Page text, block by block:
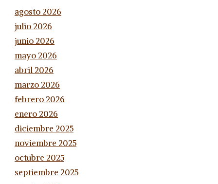
agosto 2026
julio 2026
junio 2026
mayo 2026
abril 2026
marzo 2026
febrero 2026
enero 2026
diciembre 2025
noviembre 2025
octubre 2025
septiembre 2025